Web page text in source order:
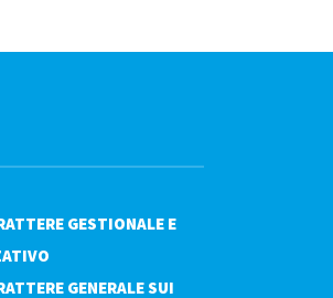
GESTIONALE E
GENERALE SUI